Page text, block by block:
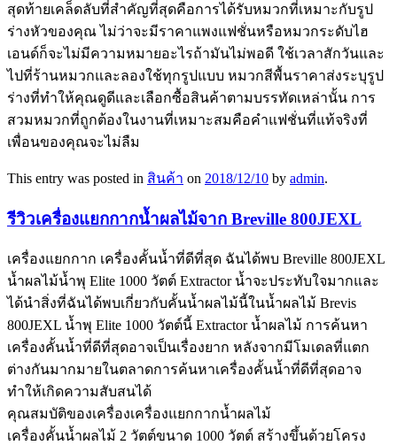
สุดท้ายเคล็ดลับที่สำคัญที่สุดคือการได้รับหมวกที่เหมาะกับรูป
ร่างหัวของคุณ ไม่ว่าจะมีราคาแพงแฟชั่นหรือหมวกระดับไฮ
เอนด์ก็จะไม่มีความหมายอะไรถ้ามันไม่พอดี ใช้เวลาสักวันและ
ไปที่ร้านหมวกและลองใช้ทุกรูปแบบ หมวกสีพื้นราคาส่งระบุรูป
ร่างที่ทำให้คุณดูดีและเลือกซื้อสินค้าตามบรรทัดเหล่านั้น การ
สวมหมวกที่ถูกต้องในงานที่เหมาะสมคือคำแฟชั่นที่แท้จริงที่
เพื่อนของคุณจะไม่ลืม
This entry was posted in สินค้า on 2018/12/10 by admin.
รีวิวเครื่องแยกกากน้ำผลไม้จาก Breville 800JEXL
เครื่องแยกกาก เครื่องคั้นน้ำที่ดีที่สุด ฉันได้พบ Breville 800JEXL
น้ำผลไม้น้ำพุ Elite 1000 วัตต์ Extractor น้ำจะประทับใจมากและ
ได้นำสิ่งที่ฉันได้พบเกี่ยวกับคั้นน้ำผลไม้นี้ในน้ำผลไม้ Brevis
800JEXL น้ำพุ Elite 1000 วัตต์นี้ Extractor น้ำผลไม้ การค้นหา
เครื่องคั้นน้ำที่ดีที่สุดอาจเป็นเรื่องยาก หลังจากมีโมเดลที่แตก
ต่างกันมากมายในตลาดการค้นหาเครื่องคั้นน้ำที่ดีที่สุดอาจ
ทำให้เกิดความสับสนได้
คุณสมบัติของเครื่องเครื่องแยกกากน้ำผลไม้
เครื่องคั้นน้ำผลไม้ 2 วัตต์ขนาด 1000 วัตต์ สร้างขึ้นด้วยโครง